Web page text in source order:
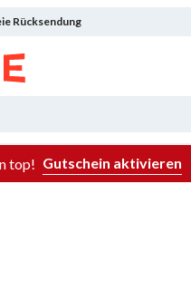
Rücksendung
top! Gutschein aktivieren